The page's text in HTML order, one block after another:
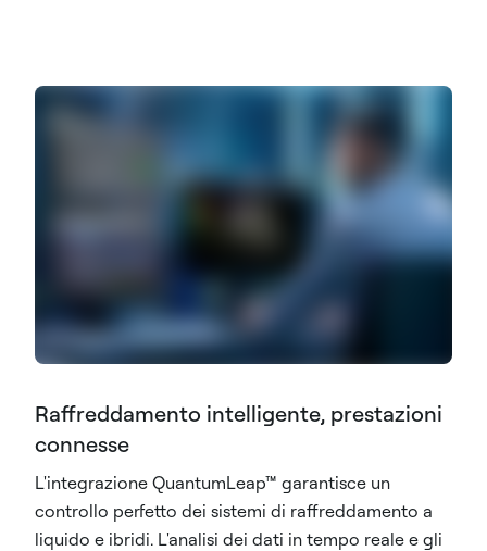
Raffreddamento intelligente, prestazioni
connesse
L'integrazione QuantumLeap™ garantisce un
controllo perfetto dei sistemi di raffreddamento a
liquido e ibridi. L'analisi dei dati in tempo reale e gli